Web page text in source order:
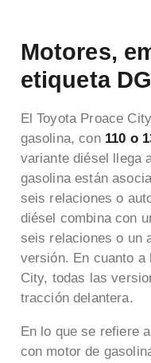
Motores,
etiqueta
El Toyota Proace
gasolina, con 110 o
variante diésel llega
gasolina están
seis relaciones o
diésel combina con
seis relaciones o un
versión. En cuanto a
City, todas las
tracción delantera.
En lo que se refiere
con motor de